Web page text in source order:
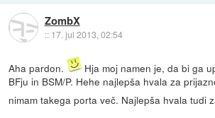
ZombX
:: 17. jul 2013, 02:54
Aha pardon.
Hja moj namen je, da bi ga
BFju in BSM/P. Hehe najlepša hvala za
nimam takega porta več. Najlepša hvala tudi